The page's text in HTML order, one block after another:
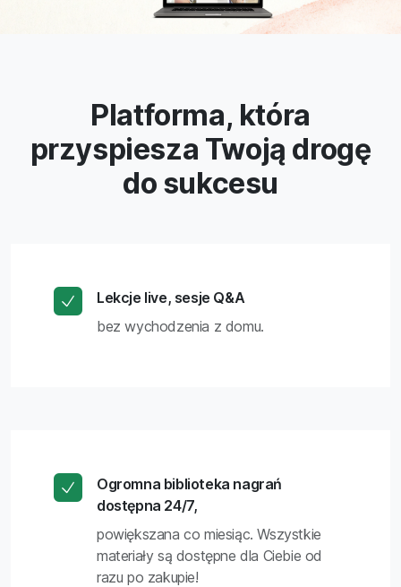
Platforma, która
przyspiesza Twoją drogę
do sukcesu
Lekcje live, sesje Q&A
bez wychodzenia z domu.
Ogromna biblioteka nagrań
dostępna 24/7,
powiększana co miesiąc. Wszystkie
materiały są dostępne dla Ciebie od
razu po zakupie!